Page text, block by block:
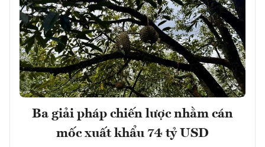
Ba giải pháp chiến lược nhằm cán
mốc xuất khẩu 74 tỷ USD